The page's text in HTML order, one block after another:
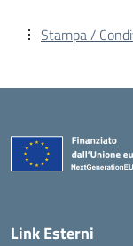
Stampa /
Link Esterni